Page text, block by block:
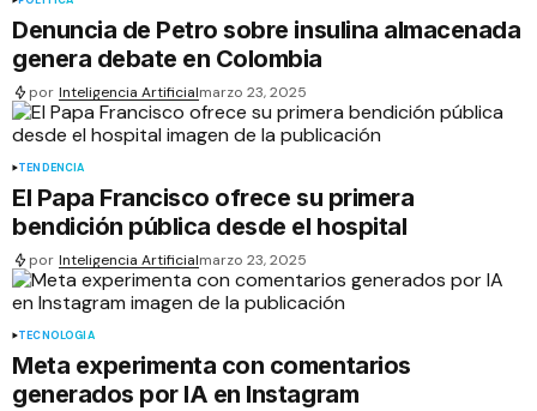
Denuncia de Petro sobre insulina almacenada
genera debate en Colombia
por Inteligencia Artificialmarzo 23, 2025
TENDENCIA
El Papa Francisco ofrece su primera
bendición pública desde el hospital
por Inteligencia Artificialmarzo 23, 2025
TECNOLOGÍA
Meta experimenta con comentarios
generados por IA en Instagram